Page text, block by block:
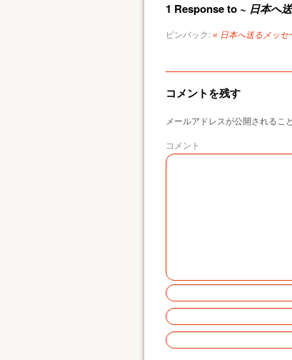
1 Response to ~ 日本へ
ピンバック: « 日本へ送るメッセ
コメントを残す
メールアドレスが公開されるこ
コメント